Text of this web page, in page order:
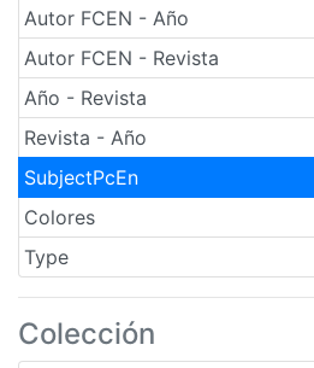
Autor FCEN - Año
Autor FCEN - Revista
Año - Revista
Revista - Año
SubjectPcEn
Colores
Type
Colección